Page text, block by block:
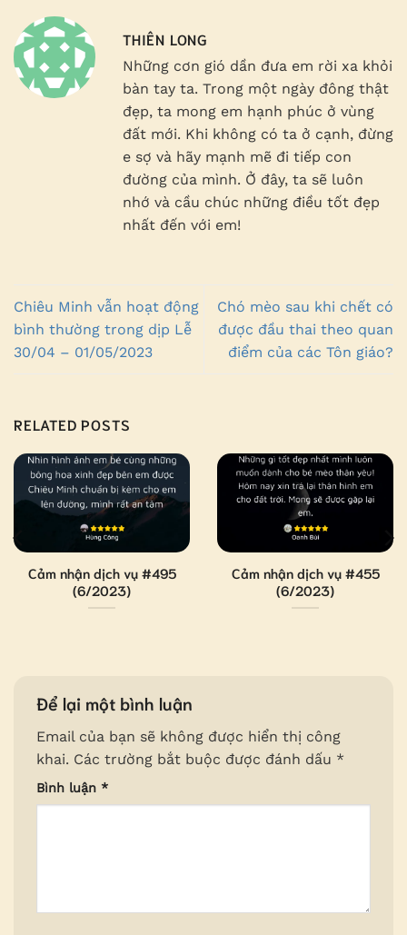
THIÊN LONG
Những cơn gió dần đưa em rời xa khỏi
bàn tay ta. Trong một ngày đông thật
đẹp, ta mong em hạnh phúc ở vùng
đất mới. Khi không có ta ở cạnh, đừng
e sợ và hãy mạnh mẽ đi tiếp con
đường của mình. Ở đây, ta sẽ luôn
nhớ và cầu chúc những điều tốt đẹp
nhất đến với em!
Chiêu Minh vẫn hoạt động
bình thường trong dịp Lễ
30/04 – 01/05/2023
Chó mèo sau khi chết có
được đầu thai theo quan
điểm của các Tôn giáo?
RELATED POSTS
Cảm nhận dịch vụ #495
(6/2023)
Cảm nhận dịch vụ #455
(6/2023)
Để lại một bình luận
Email của bạn sẽ không được hiển thị công
khai. Các trường bắt buộc được đánh dấu *
Bình luận *